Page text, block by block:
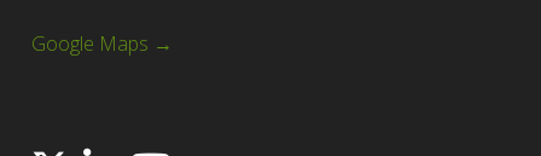
Google Maps →